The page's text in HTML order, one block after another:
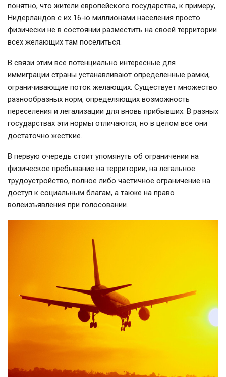
понятно, что жители европейского государства, к примеру,
Нидерландов с их 16-ю миллионами населения просто
физически не в состоянии разместить на своей территории
всех желающих там поселиться.
В связи этим все потенциально интересные для
иммиграции страны устанавливают определенные рамки,
ограничивающие поток желающих. Существует множество
разнообразных норм, определяющих возможность
переселения и легализации для вновь прибывших. В разных
государствах эти нормы отличаются, но в целом все они
достаточно жесткие.
В первую очередь стоит упомянуть об ограничении на
физическое пребывание на территории, на легальное
трудоустройство, полное либо частичное ограничение на
доступ к социальным благам, а также на право
волеизъявления при голосовании.